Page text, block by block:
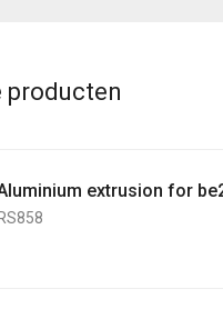
producten
extrusion for
RS858